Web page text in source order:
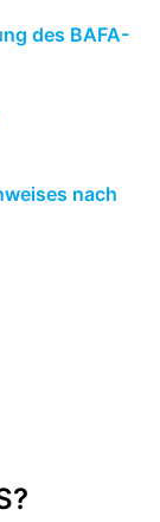
des BAFA-
nach